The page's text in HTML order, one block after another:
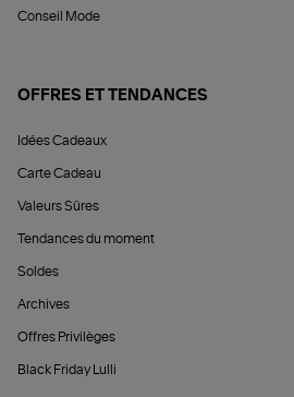
Conseil Mode
OFFRES ET TENDANCES
Idées Cadeaux
Carte Cadeau
Valeurs Sûres
Tendances du moment
Soldes
Archives
Offres Privilèges
Black Friday Lulli